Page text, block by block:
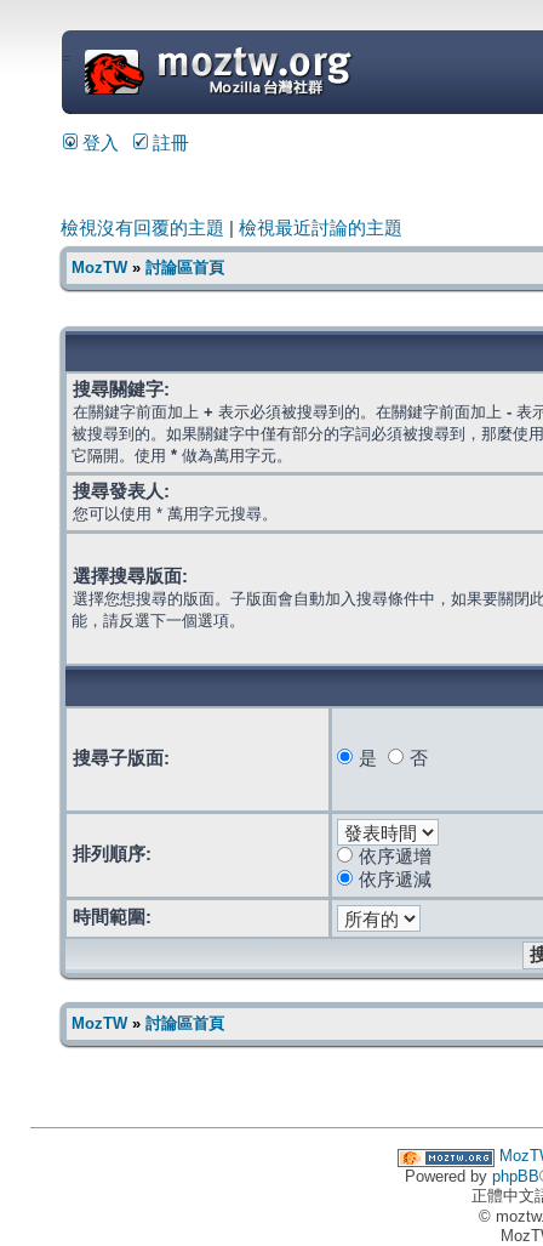
=
登入 註冊
檢視沒有回覆的主題 檢視最近討論的主題
MozTW» 討論區首頁
搜尋關鍵字:
在關鍵字前面加上 + 表示必須被搜尋到的。在關鍵字前面加上 - 表
被搜尋到的。如果關鍵字中僅有部分的字詞必須被搜尋到，那麼使
它隔開。使用 * 做為萬用字元。
搜尋發表人:
您可以使用 * 萬用字元搜尋。
選擇搜尋版面:
選擇您想搜尋的版面。子版面會自動加入搜尋條件中，如果要關閉
能，請反選下一個選項。
搜尋子版面: 是 否
排列順序:
依序遞增
依序遞減
時間範圍:
MozTW» 討論區首頁
Powered by phpBB
正體中文
©